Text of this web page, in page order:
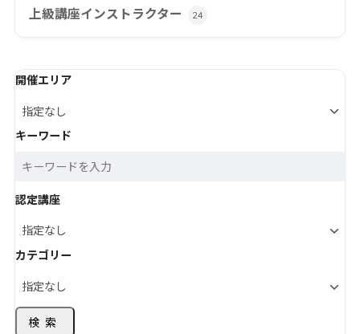
上級講座インストラクター 24
開催エリア
キーワード
認定講座
カテゴリー
検索